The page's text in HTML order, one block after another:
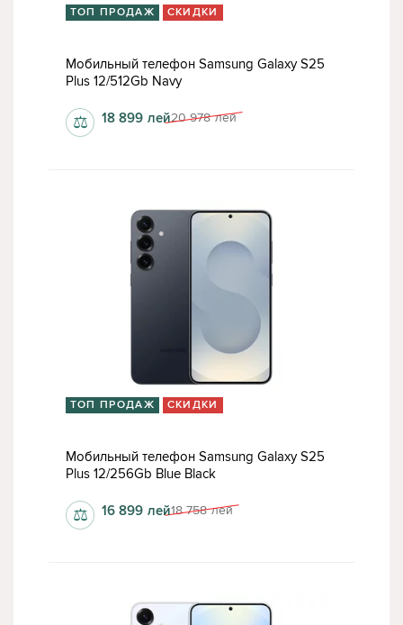
ТОП ПРОДАЖ СКИДКИ
Мобильный телефон Samsung Galaxy S25
Plus 12/512Gb Navy
20 978 лей
18 899 лей
⚖
ТОП ПРОДАЖ СКИДКИ
Мобильный телефон Samsung Galaxy S25
Plus 12/256Gb Blue Black
18 758 лей
16 899 лей
⚖